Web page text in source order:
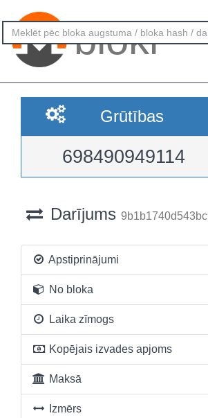
bloki
Grūtības
698490949114
Darījums
Apstiprinājumi
No bloka
Laika zīmogs
Kopējais izvades apjoms
Maksā
Izmērs